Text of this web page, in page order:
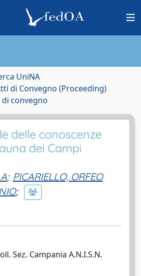
UniNA
di Convegno (Proceeding)
convegno
delle conoscenze
dei Campi
; PICARIELLO, ORFEO
;
Sez. Campania A.N.I.S.N.